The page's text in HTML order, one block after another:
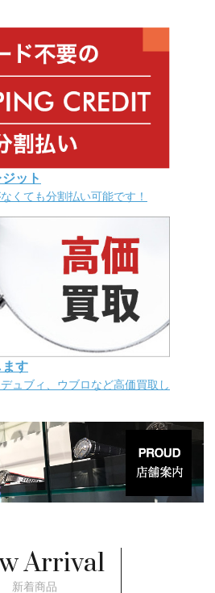
ット
くても分割払い可能です！
ます
ュブィ、ウブロなど高価買取し
Arrival
新着商品